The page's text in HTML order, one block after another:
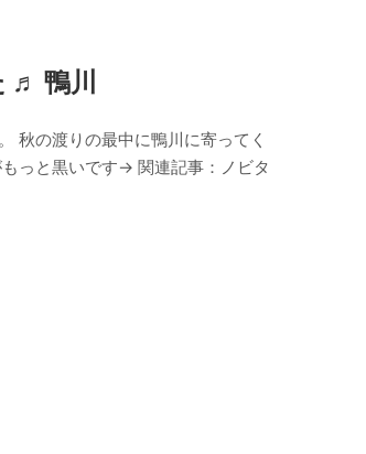
♬ 鴨川
秋の渡りの最中に鴨川に寄ってく
っと黒いです→ 関連記事：ノビタ